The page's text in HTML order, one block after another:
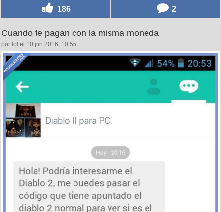
186 2
Cuando te pagan con la misma moneda
por lol el 10 jun 2016, 10:55